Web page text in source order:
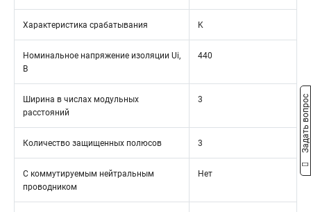
Характеристика срабатывания K
Номинальное напряжение изоляции Ui,
В
440
Ширина в числах модульных
расстояний
3
Количество защищенных полюсов 3
С коммутируемым нейтральным
проводником
Нет
Задать вопрос